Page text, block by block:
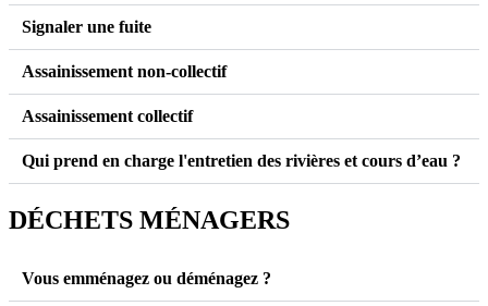
Signaler une fuite
Assainissement non-collectif
Assainissement collectif
Qui prend en charge l'entretien des rivières et cours d’eau ?
DÉCHETS MÉNAGERS
Vous emménagez ou déménagez ?